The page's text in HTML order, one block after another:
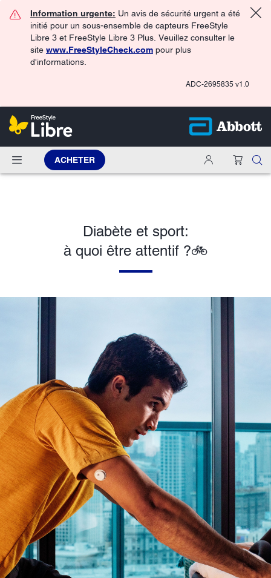
Information urgente: Un avis de sécurité urgent a été
initié pour un sous-ensemble de capteurs FreeStyle
Libre 3 et FreeStyle Libre 3 Plus. Veuillez consulter le
site www.FreeStyleCheck.com pour plus
d'informations.
ADC-2695835 v1.0
ACHETER
Diabète et sport:
à quoi être attentif ?🚲